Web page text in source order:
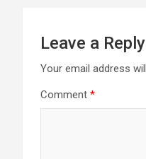
Leave a Reply
Your email address
Comment *